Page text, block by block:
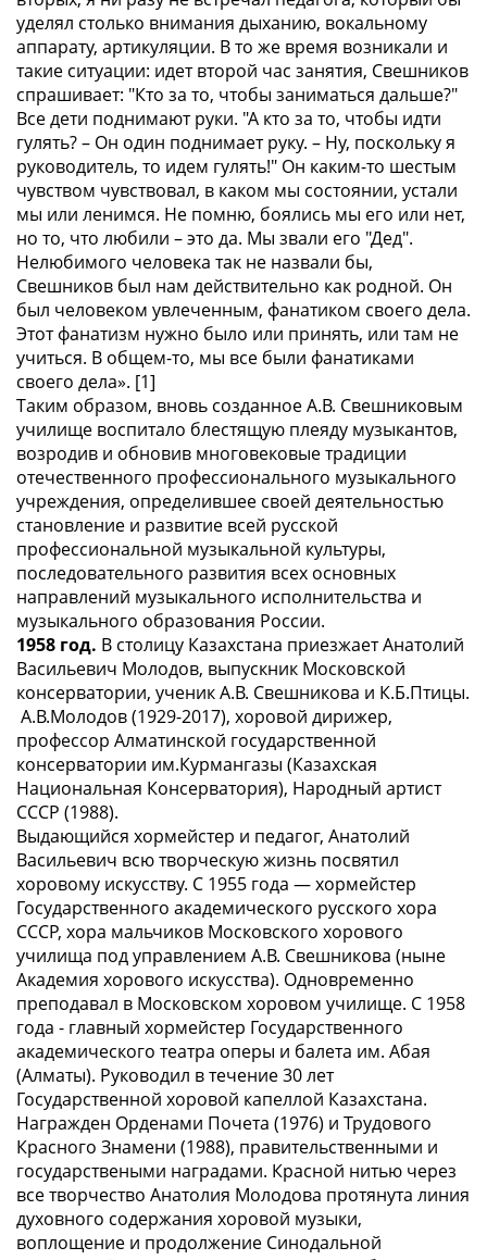
уделял столько внимания дыханию, вокальному
аппарату, артикуляции. В то же время возникали и
такие ситуации: идет второй час занятия, Свешников
спрашивает: "Кто за то, чтобы заниматься дальше?"
Все дети поднимают руки. "А кто за то, чтобы идти
гулять? – Он один поднимает руку. – Ну, поскольку я
руководитель, то идем гулять!" Он каким-то шестым
чувством чувствовал, в каком мы состоянии, устали
мы или ленимся. Не помню, боялись мы его или нет,
но то, что любили – это да. Мы звали его "Дед".
Нелюбимого человека так не назвали бы,
Свешников был нам действительно как родной. Он
был человеком увлеченным, фанатиком своего дела.
Этот фанатизм нужно было или принять, или там не
учиться. В общем-то, мы все были фанатиками
своего дела». [1]
Таким образом, вновь созданное А.В. Свешниковым
училище воспитало блестящую плеяду музыкантов,
возродив и обновив многовековые традиции
отечественного профессионального музыкального
учреждения, определившее своей деятельностью
становление и развитие всей русской
профессиональной музыкальной культуры,
последовательного развития всех основных
направлений музыкального исполнительства и
музыкального образования России.
1958 год. В столицу Казахстана приезжает Анатолий
Васильевич Молодов, выпускник Московской
консерватории, ученик А.В. Свешникова и К.Б.Птицы.
А.В.Молодов (1929-2017), хоровой дирижер,
профессор Алматинской государственной
консерватории им.Курмангазы (Казахская
Национальная Консерватория), Народный артист
СССР (1988).
Выдающийся хормейстер и педагог, Анатолий
Васильевич всю творческую жизнь посвятил
хоровому искусству. С 1955 года — хормейстер
Государственного академического русского хора
СССР, хора мальчиков Московского хорового
училища под управлением А.В. Свешникова (ныне
Академия хорового искусства). Одновременно
преподавал в Московском хоровом училище. С 1958
года - главный хормейстер Государственного
академического театра оперы и балета им. Абая
(Алматы). Руководил в течение 30 лет
Государственной хоровой капеллой Казахстана.
Награжден Орденами Почета (1976) и Трудового
Красного Знамени (1988), правительственными и
государствеными наградами. Красной нитью через
все творчество Анатолия Молодова протянута линия
духовного содержания хоровой музыки,
воплощение и продолжение Синодальной